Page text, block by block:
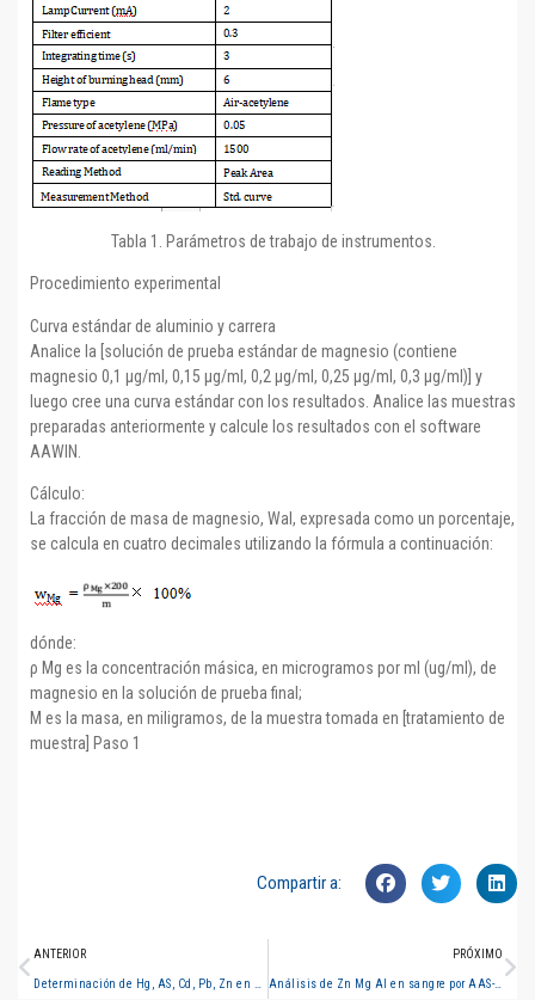
Tabla 1. Parámetros de trabajo de instrumentos.
Procedimiento experimental
Curva estándar de aluminio y carrera
Analice la [solución de prueba estándar de magnesio (contiene
magnesio 0,1 µg/ml, 0,15 µg/ml, 0,2 µg/ml, 0,25 µg/ml, 0,3 µg/ml)] y
luego cree una curva estándar con los resultados. Analice las muestras
preparadas anteriormente y calcule los resultados con el software
AAWIN.
Cálculo:
La fracción de masa de magnesio, Wal, expresada como un porcentaje,
se calcula en cuatro decimales utilizando la fórmula a continuación:
dónde:
ρ Mg es la concentración másica, en microgramos por ml (ug/ml), de
magnesio en la solución de prueba final;
M es la masa, en miligramos, de la muestra tomada en [tratamiento de
muestra] Paso 1
Compartir a:
ANTERIOR
Determinación de Hg, AS, Cd, Pb, Zn en el tratamiento previo de la muestra de pastillas
PRÓXIMO
Análisis de Zn Mg Al en sangre por AAS-FLAME